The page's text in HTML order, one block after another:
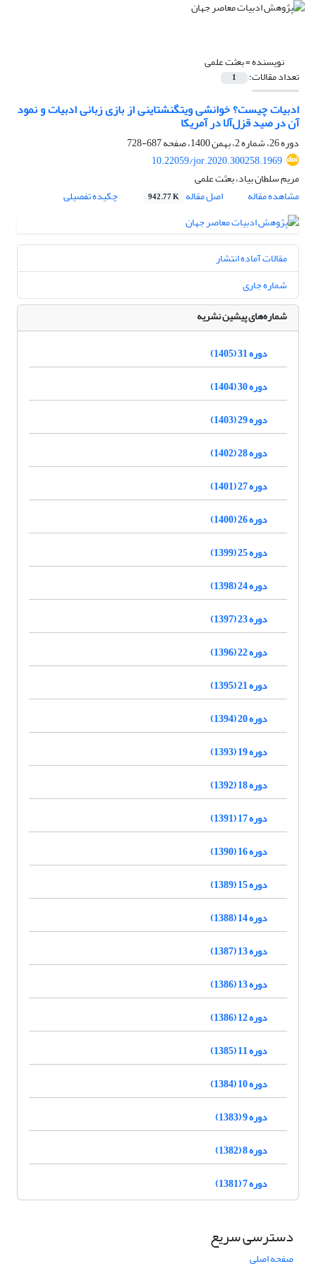
نویسنده =بعثت علمی
تعداد مقالات: 1
ادبیات چیست؟ خوانشی ویتگنشتاینی از بازی زبانی ادبیات و نمود
آن در صید قزل‌آلا در آمریکا
دوره 26، شماره 2، بهمن 1400، صفحه
687-728
10.22059/jor.2020.300258.1969
مریم سلطان بیاد، بعثت علمی
مشاهده مقاله
اصل مقاله 942.77 K چکیده تفصیلی
مقالات آماده انتشار
شماره جاری
شماره‌های پیشین نشریه
دوره 31 (1405)
دوره 30 (1404)
دوره 29 (1403)
دوره 28 (1402)
دوره 27 (1401)
دوره 26 (1400)
دوره 25 (1399)
دوره 24 (1398)
دوره 23 (1397)
دوره 22 (1396)
دوره 21 (1395)
دوره 20 (1394)
دوره 19 (1393)
دوره 18 (1392)
دوره 17 (1391)
دوره 16 (1390)
دوره 15 (1389)
دوره 14 (1388)
دوره 13 (1387)
دوره 13 (1386)
دوره 12 (1386)
دوره 11 (1385)
دوره 10 (1384)
دوره 9 (1383)
دوره 8 (1382)
دوره 7 (1381)
دسترسی سریع
صفحه اصلی